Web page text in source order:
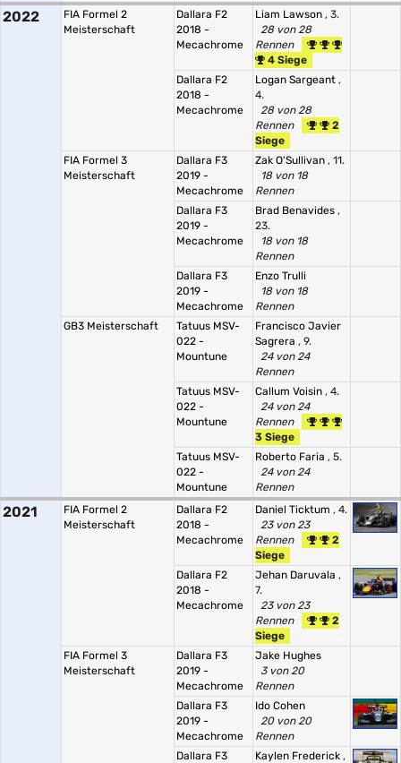
2022
FIA Formel 2
Meisterschaft
Dallara F2
2018 -
Mecachrome
Liam Lawson , 3.
28 von 28
Rennen
4 Siege
Dallara F2
2018 -
Mecachrome
Logan Sargeant ,
4.
28 von 28
Rennen
2
Siege
FIA Formel 3
Meisterschaft
Dallara F3
2019 -
Mecachrome
Zak O'Sullivan , 11.
18 von 18
Rennen
Dallara F3
2019 -
Mecachrome
Brad Benavides ,
23.
18 von 18
Rennen
Dallara F3
2019 -
Mecachrome
Enzo Trulli
18 von 18
Rennen
GB3 Meisterschaft
Tatuus MSV-
022 -
Mountune
Francisco Javier
Sagrera , 9.
24 von 24
Rennen
Tatuus MSV-
022 -
Mountune
Callum Voisin , 4.
24 von 24
Rennen
3 Siege
Tatuus MSV-
022 -
Mountune
Roberto Faria , 5.
24 von 24
Rennen
2021
FIA Formel 2
Meisterschaft
Dallara F2
2018 -
Mecachrome
Daniel Ticktum , 4.
23 von 23
Rennen
2
Siege
Dallara F2
2018 -
Mecachrome
Jehan Daruvala ,
7.
23 von 23
Rennen
2
Siege
FIA Formel 3
Meisterschaft
Dallara F3
2019 -
Mecachrome
Jake Hughes
3 von 20
Rennen
Dallara F3
2019 -
Mecachrome
Ido Cohen
20 von 20
Rennen
Dallara F3
Kaylen Frederick ,